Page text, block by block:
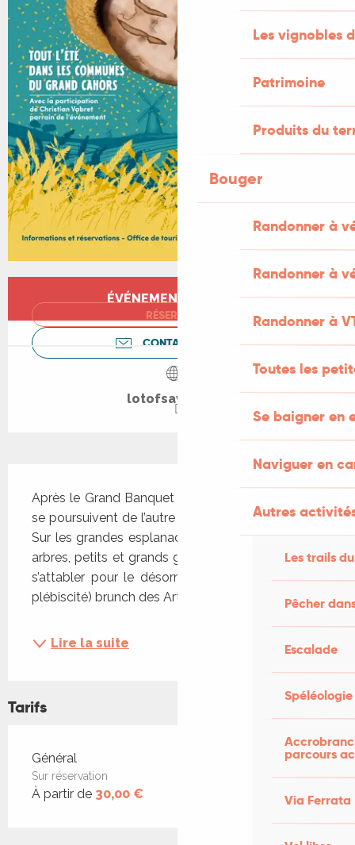
Les vignobles
Patrimoine
Produits du
Bouger
Randonner à
Randonner à
Randonner à
Toutes les
Se baigner en
Naviguer en
Autres
Les trails
Pêcher
Escalade
Spéléologie
parcours
Via Ferrata
Ouverture et coordonnées
ÉVÉNEMENT TERMINÉ
RÉSERVER
CONTACTEZ-NOUS
lotofsaveurs.fr
Après le Grand Banquet de la veille, les festivités
se poursuivent de l’autre côté des allées Fénelon.
Sur les grandes esplanades vertes, à l’ombre des
arbres, petits et grands gourmands sont invités à
s’attabler pour le désormais traditionnel (et très
plébiscité) brunch des Artisans du goût lotois...
Lire la suite
Tarifs
Tarifs 2026
Général
Sur réservation
À partir de 30,00 €